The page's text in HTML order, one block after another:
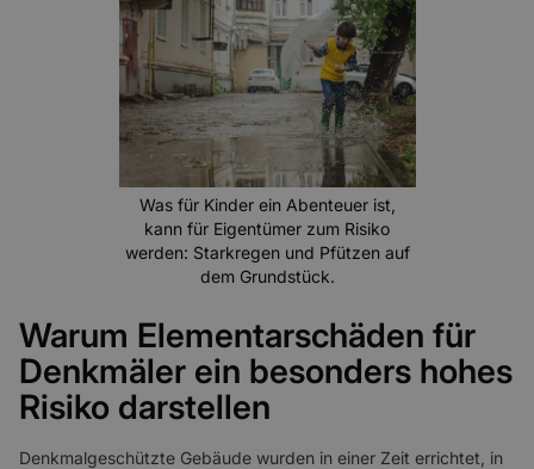
Was für Kinder ein Abenteuer ist,
kann für Eigentümer zum Risiko
werden: Starkregen und Pfützen auf
dem Grundstück.
Warum Elementarschäden für
Denkmäler ein besonders hohes
Risiko darstellen
Denkmalgeschützte Gebäude wurden in einer Zeit errichtet, in